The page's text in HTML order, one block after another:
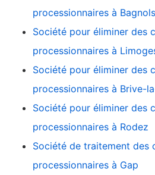
processionnaires à
Société pour éliminer des
processionnaires à
Société pour éliminer des
processionnaires à Brive-
Société pour éliminer des
processionnaires à Rodez
Société de traitement des
processionnaires à Gap